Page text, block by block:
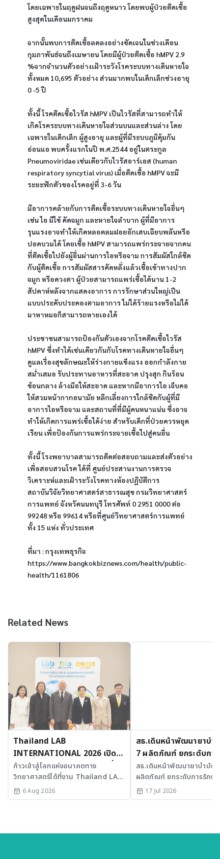
โดยเฉพาะในฤดูฝนจนถึงฤดูหนาว โดยพบผู้ป่วยติดเชื้อ
สูงสุดในเดือนมกราคม
จากนั้นพบการติดเชื้อลดลงอย่างชัดเจนในช่วงเดือน
กุมภาพันธ์จนถึงเมษายน โดยมีผู้ป่วยติดเชื้อ hMPV 2.9
%จากจำนวนตัวอย่างเฝ้าระวังโรคระบบทางเดินหายใจ
ทั้งหมด 10,695 ตัวอย่าง ส่วนมากพบในเด็กเล็กช่วงอายุ
0 -5 ปี
ทั้งนี้ โรคติดเชื้อไวรัส hMPV เป็นไวรัสที่สามารถทำให้
เกิดโรคระบบทางเดินหายใจส่วนบนและส่วนล่าง โดย
เฉพาะในเด็กเล็ก ผู้สูงอายุ และผู้ที่มีระบบภูมิคุ้มกัน
อ่อนแอ พบครั้งแรกในปี พ.ศ.2544 อยู่ในตระกูล
Pneumoviridae เช่นเดียวกับไวรัสอาร์เอส (human
respiratory syncytial virus) เมื่อติดเชื้อ hMPV จะมี
ระยะฟักตัวของโรคอยู่ที่ 3-6 วัน
มีอาการคล้ายกับการติดเชื้อระบบทางเดินหายใจอื่นๆ
เช่น ไอ มีไข้ คัดจมูก และหายใจลำบาก ผู้ที่มีอาการ
รุนแรงอาจทำให้เกิดหลอดลมฝอยอักเสบเฉียบพลันหรือ
ปอดบวมได้ โดยเชื้อ hMPV สามารถแพร่กระจายจากคน
ที่ติดเชื้อไปยังผู้อื่นผ่านการไอหรือจาม การสัมผัสใกล้ชิด
กับผู้ติดเชื้อ การสัมผัสสารคัดหลั่งแล้วเชื้อเข้าทางปาก
จมูก หรือดวงตา ผู้ป่วยสามารถแพร่เชื้อได้นาน 1-2
สัปดาห์หลังจากแสดงอาการ การรักษาส่วนใหญ่เป็น
แบบประคับประคองตามอาการ ไม่ได้ร้ายแรงหรือไม่ได้
มาหาหมอก็สามารถหายเองได้
ประชาชนสามารถป้องกันตัวเองจากโรคติดเชื้อไวรัส
hMPV ซึ่งทำได้เช่นเดียวกันกับโรคทางเดินหายใจอื่นๆ
ดูแลเรื่องสุขลักษณะให้ร่างกายแข็งแรง ออกกำลังกาย
สม่ำเสมอ รับประทานอาหารที่สะอาด ปรุงสุก กินร้อน
ช้อนกลาง ล้างมือให้สะอาด และหากมีอาการไอ เจ็บคอ
ให้สวมหน้ากากอนามัย หลีกเลี่ยงการใกล้ชิดกับผู้ที่มี
อาการไอหรือจาม และสถานที่ที่มีผู้คนหนาแน่น ซึ่งอาจ
ทำให้เกิดการแพร่เชื้อได้ง่าย สำหรับเด็กที่ป่วยควรหยุด
เรียน เพื่อป้องกันการแพร่กระจายเชื้อไปสู่คนอื่น
ทั้งนี้ โรงพยาบาลสามารถติดต่อสอบถามและส่งตัวอย่าง
เพื่อสอบสวนโรค ได้ที่ ศูนย์ประสานงานการตรวจ
วิเคราะห์และเฝ้าระวังโรคทางห้องปฏิบัติการ
สถาบันวิจัยวิทยาศาสตร์สาธารณสุข กรมวิทยาศาสตร์
การแพทย์ จังหวัดนนทบุรี โทรศัพท์ 0 2951 0000 ต่อ
99248 หรือ 99614 หรือที่ศูนย์วิทยาศาสตร์การแพทย์
ทั้ง 15 แห่ง ทั่วประเทศ
ที่มา : กรุงเทพธุรกิจ
https://www.bangkokbiznews.com/health/public-
health/1161806
Related News
Thailand LAB
INTERNATIONAL 2026 เปิด
เวที AI รวม 3 งานใหญ่ ขับเคลื่อน
ไทยสู่ศูนย์กลางนวัตกรรมอาเซียน
ก้าวเข้าสู่โลกแห่งอนาคตทาง
วิทยาศาสตร์ได้ที่งาน Thailand LAB
INTERNATIONAL 2026
6 Aug 2026
สธ.เดินหน้าพัฒนายาบำ
7 ผลิตภัณฑ์ ยกระดับกา
มะเร็งและ SLE
สธ.เดินหน้าพัฒนายาบำบัด
ผลิตภัณฑ์ ยกระดับการรักษา
SLE พร้อมเร่ง Medical AI
ประเทศไทย
17 Jul 2026